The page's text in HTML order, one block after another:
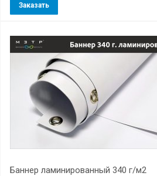
Заказать
Баннер ламинированный 340 г/м2